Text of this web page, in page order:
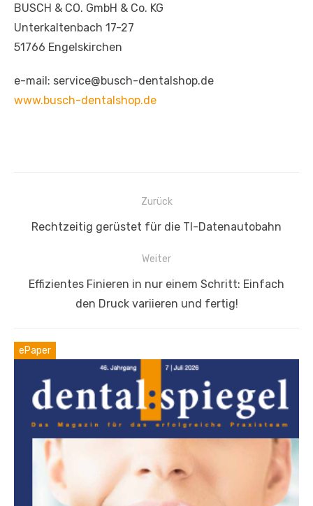
BUSCH & CO. GmbH & Co. KG
Unterkaltenbach 17-27
51766 Engelskirchen
e-mail: service@busch-dentalshop.de
www.busch-dentalshop.de
Beitragsnavigation
Zurück
Vorheriger
Rechtzeitig gerüstet für die TI-Datenautobahn
Weiter
Nächster
Effizientes Finieren in nur einem Schritt: Einfach
den Druck variieren und fertig!
ePaper